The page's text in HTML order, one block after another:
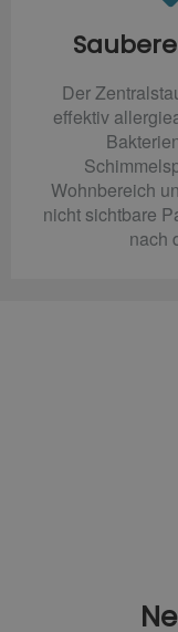
Der
effektiv
Wohnbereich
nicht sichtbare
nach